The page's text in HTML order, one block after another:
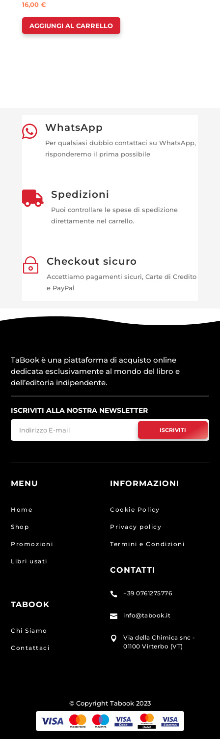
16,00€
AGGIUNGI AL CARRELLO
 WhatsApp
Per qualsiasi dubbio contattaci su WhatsApp,
risponderemo il prima possibile
 Spedizioni
Puoi controllare le spese di spedizione
direttamente nel carrello.
~ Checkout sicuro
Accettiamo pagamenti sicuri, Carte di Credito
e PayPal
TaBook è una piattaforma di acquisto online
dedicata esclusivamente al mondo del libro e
dell’editoria indipendente.
ISCRIVITI ALLA NOSTRA NEWSLETTER
ISCRIVITI
MENU
Home
Shop
Promozioni
Libri usati
TABOOK
Chi Siamo
Contattaci
INFORMAZIONI
Cookie Policy
Privacy policy
Termini e Condizioni
CONTATTI
 +39 0761275776
 info@tabook.it

Via della Chimica snc -
01100 Virterbo (VT)
© Copyright Tabook 2023